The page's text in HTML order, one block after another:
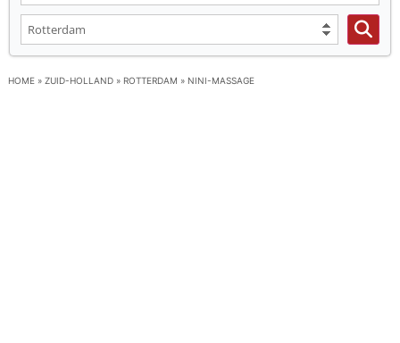
HOME » ZUID-HOLLAND » ROTTERDAM » NINI-MASSAGE